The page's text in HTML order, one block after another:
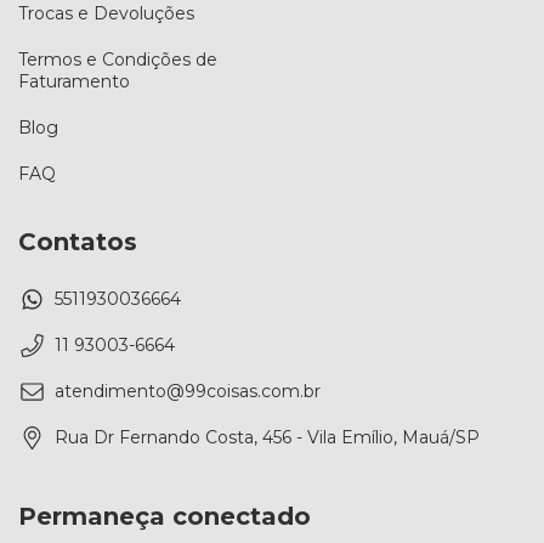
Trocas e Devoluções
Termos e Condições de
Faturamento
Blog
FAQ
Contatos
5511930036664
11 93003-6664
atendimento@99coisas.com.br
Rua Dr Fernando Costa, 456 - Vila Emílio, Mauá/SP
Permaneça conectado